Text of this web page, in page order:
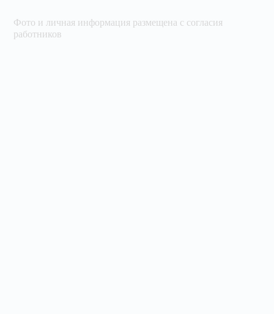
Фото и личная информация размещена с согласия
работников